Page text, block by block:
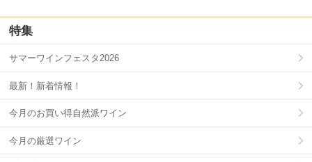
特集
サマーワインフェスタ2026
最新！新着情報！
今月のお買い得自然派ワイン
今月の厳選ワイン